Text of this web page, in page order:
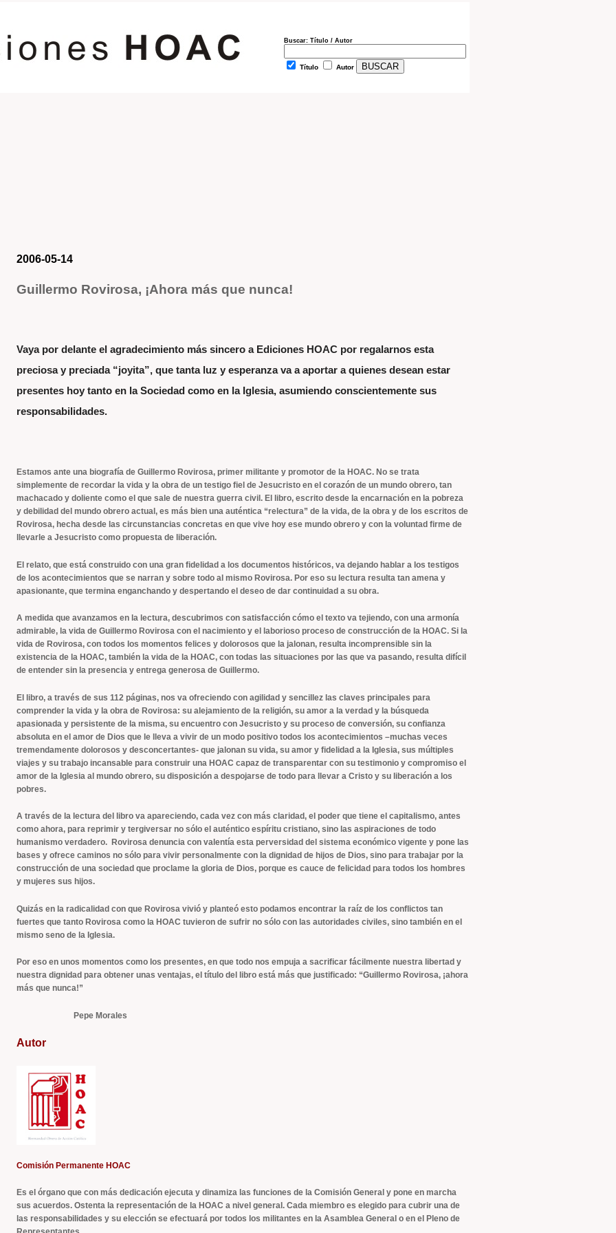
Buscar: Título / Autor
Título Autor
2006-05-14
Guillermo Rovirosa, ¡Ahora más que nunca!
Vaya por delante el agradecimiento más sincero a Ediciones HOAC por regalarnos esta
preciosa y preciada “joyita”, que tanta luz y esperanza va a aportar a quienes desean estar
presentes hoy tanto en la Sociedad como en la Iglesia, asumiendo conscientemente sus
responsabilidades.
Estamos ante una biografía de Guillermo Rovirosa, primer militante y promotor de la HOAC. No se trata
simplemente de recordar la vida y la obra de un testigo fiel de Jesucristo en el corazón de un mundo obrero, tan
machacado y doliente como el que sale de nuestra guerra civil. El libro, escrito desde la encarnación en la pobreza
y debilidad del mundo obrero actual, es más bien una auténtica “relectura” de la vida, de la obra y de los escritos de
Rovirosa, hecha desde las circunstancias concretas en que vive hoy ese mundo obrero y con la voluntad firme de
llevarle a Jesucristo como propuesta de liberación.
El relato, que está construido con una gran fidelidad a los documentos históricos, va dejando hablar a los testigos
de los acontecimientos que se narran y sobre todo al mismo Rovirosa. Por eso su lectura resulta tan amena y
apasionante, que termina enganchando y despertando el deseo de dar continuidad a su obra.
A medida que avanzamos en la lectura, descubrimos con satisfacción cómo el texto va tejiendo, con una armonía
admirable, la vida de Guillermo Rovirosa con el nacimiento y el laborioso proceso de construcción de la HOAC. Si la
vida de Rovirosa, con todos los momentos felices y dolorosos que la jalonan, resulta incomprensible sin la
existencia de la HOAC, también la vida de la HOAC, con todas las situaciones por las que va pasando, resulta difícil
de entender sin la presencia y entrega generosa de Guillermo.
El libro, a través de sus 112 páginas, nos va ofreciendo con agilidad y sencillez las claves principales para
comprender la vida y la obra de Rovirosa: su alejamiento de la religión, su amor a la verdad y la búsqueda
apasionada y persistente de la misma, su encuentro con Jesucristo y su proceso de conversión, su confianza
absoluta en el amor de Dios que le lleva a vivir de un modo positivo todos los acontecimientos –muchas veces
tremendamente dolorosos y desconcertantes- que jalonan su vida, su amor y fidelidad a la Iglesia, sus múltiples
viajes y su trabajo incansable para construir una HOAC capaz de transparentar con su testimonio y compromiso el
amor de la Iglesia al mundo obrero, su disposición a despojarse de todo para llevar a Cristo y su liberación a los
pobres.
A través de la lectura del libro va apareciendo, cada vez con más claridad, el poder que tiene el capitalismo, antes
como ahora, para reprimir y tergiversar no sólo el auténtico espíritu cristiano, sino las aspiraciones de todo
humanismo verdadero. Rovirosa denuncia con valentía esta perversidad del sistema económico vigente y pone las
bases y ofrece caminos no sólo para vivir personalmente con la dignidad de hijos de Dios, sino para trabajar por la
construcción de una sociedad que proclame la gloria de Dios, porque es cauce de felicidad para todos los hombres
y mujeres sus hijos.
Quizás en la radicalidad con que Rovirosa vivió y planteó esto podamos encontrar la raíz de los conflictos tan
fuertes que tanto Rovirosa como la HOAC tuvieron de sufrir no sólo con las autoridades civiles, sino también en el
mismo seno de la Iglesia.
Por eso en unos momentos como los presentes, en que todo nos empuja a sacrificar fácilmente nuestra libertad y
nuestra dignidad para obtener unas ventajas, el título del libro está más que justificado: “Guillermo Rovirosa, ¡ahora
más que nunca!”
Pepe Morales
Autor
Comisión Permanente HOAC
Es el órgano que con más dedicación ejecuta y dinamiza las funciones de la Comisión General y pone en marcha
sus acuerdos. Ostenta la representación de la HOAC a nivel general. Cada miembro es elegido para cubrir una de
las responsabilidades y su elección se efectuará por todos los militantes en la Asamblea General o en el Pleno de